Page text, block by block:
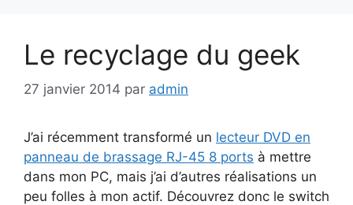
Le recyclage du geek
27 janvier 2014 par admin
J’ai récemment transformé un lecteur DVD en
panneau de brassage RJ-45 8 ports à mettre
dans mon PC, mais j’ai d’autres réalisations un
peu folles à mon actif. Découvrez donc le switch